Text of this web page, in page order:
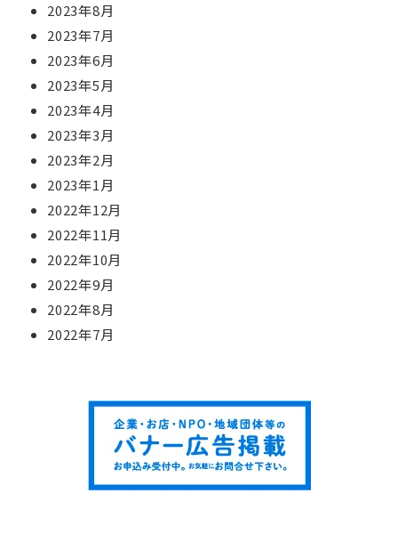
2023年8月
2023年7月
2023年6月
2023年5月
2023年4月
2023年3月
2023年2月
2023年1月
2022年12月
2022年11月
2022年10月
2022年9月
2022年8月
2022年7月